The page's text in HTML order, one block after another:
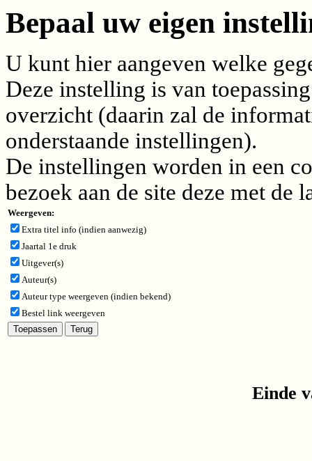
Bepaal uw eigen
U kunt hier aangeven welke
Deze instelling is van
overzicht (daarin zal de
onderstaande instellingen).
De instellingen worden in een
bezoek aan de site deze met de
Weergeven:
Extra titel info (indien aanwezig)
Jaartal 1e druk
Uitgever(s)
Auteur(s)
Auteur type weergeven (indien bekend)
Bestel link weergeven
Einde